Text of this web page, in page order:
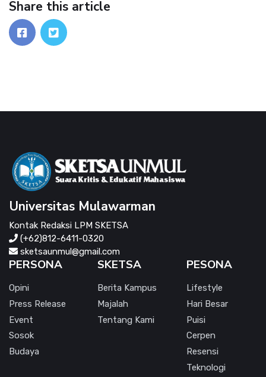
Share this article
Universitas Mulawarman
Kontak Redaksi LPM SKETSA
(+62)812-6411-0320
sketsaunmul@gmail.com
PERSONA
Opini
Press Release
Event
Sosok
Budaya
SKETSA
Berita Kampus
Majalah
Tentang Kami
PESONA
Lifestyle
Hari Besar
Puisi
Cerpen
Resensi
Teknologi